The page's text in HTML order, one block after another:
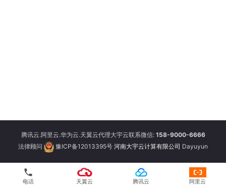
腾讯云.阿里云.华为云.天翼云代理大宇云联系微信: 158-9000-6666
法律顾问
豫ICP备12013395号 河南大宇云计算有限公司 Dayuyun
phone
电话 天翼云 腾讯云 阿里云